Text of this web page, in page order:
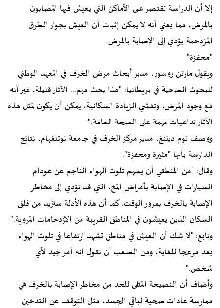
إلا أن الدراسة تقتصر على الأماكن التي يعيش فيها المصابون
بالمرض، مما يعني أنه لا يمكن إثبات أن العيش بجوار الطرق
المزدحمة يؤدي إلى الإصابة بالمرض.
"محفزة"
ويقول مارتن روسور، مدير أبحاث مرض الخرف في المعهد الوطني
للبحوث الصحية في بريطانيا: "هذا بحث مهم... الآثار قليلة، غير أنه
مع وجود المرض، وتفشي الزيادة السكانية، يمكن أن يكون لمثل هذه
الآثار تداعيات مهمة على الصحة العامة."
ووصف توم ديننغ، مدير مركز الخرف في جامعة نوتنغهام، نتائج
الدارسة بأنها "مثيرة ومحفزة".
وقال: "من المنطقي أن يسهم تلوث الهواء الناجم عن عودام
السيارات في الإصابة بأمراض المخ، التي قد تؤدي إلى مخاطر
الإصابة بالخرف بمرور الوقت. كما أن هذه الأدلة ستزيد من قلق
السكان الذين يعيشون في المناطق القريبة من الازدحامات المروية."
وتابع: "لا شك أن العيش في مناطق تشهد ارتفاعا في تلوث الهواء
يعد مزعجا للغاية، ومن الصعب أن نقول إنه أمر جيد لأي
شخص."
وأضاف أن النصيحة المثلى للحد من مخاطر الإصابة بالخرف هي
ممارسة عادات صحية لباقي الجسد، مثل التوقف عن التدخين